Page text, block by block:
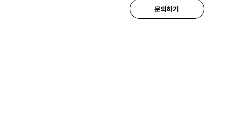
문의하기